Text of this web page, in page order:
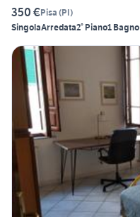
350 €Pisa (PI)
SingolaArredata2° Piano1 Bagno